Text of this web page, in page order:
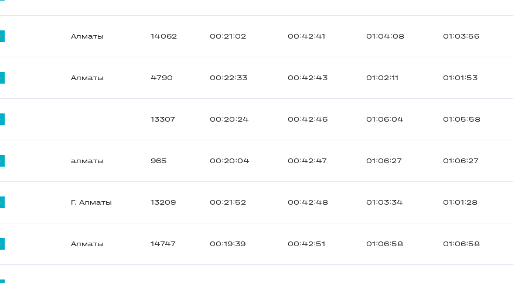
Алматы 14062 00:21:02 00:42:41 01:04:08 01:03:56
Алматы 4790 00:22:33 00:42:43 01:02:11 01:01:53
13307 00:20:24 00:42:46 01:06:04 01:05:58
алматы 965 00:20:04 00:42:47 01:06:27 01:06:27
Г. Алматы 13209 00:21:52 00:42:48 01:03:34 01:01:28
Алматы 14747 00:19:39 00:42:51 01:06:58 01:06:58